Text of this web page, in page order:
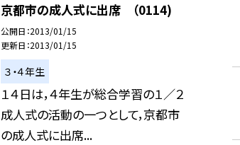
京都市の成人式に出席 （0114)
公開日 2013/01/15
更新日 2013/01/15
３・４年生
１４日は，４年生が総合学習の１／２
成人式の活動の一つとして，京都市
の成人式に出席...